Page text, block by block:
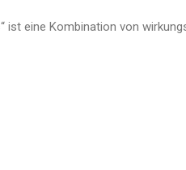
eine Kombination von